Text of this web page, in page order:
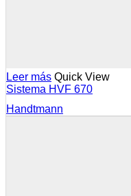
Leer más Quick View
Sistema HVF 670
Handtmann